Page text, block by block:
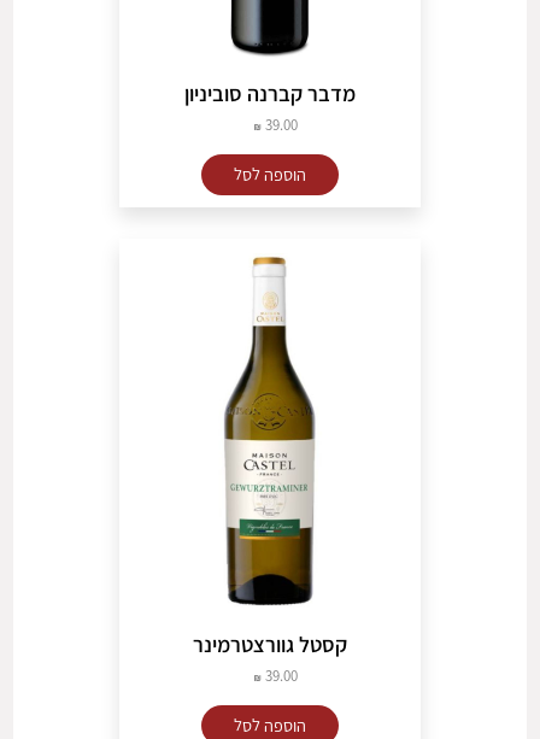
מדבר קברנה סוביניון
39.00
הוספה לסל
קסטל גוורצטרמינר
39.00
הוספה לסל